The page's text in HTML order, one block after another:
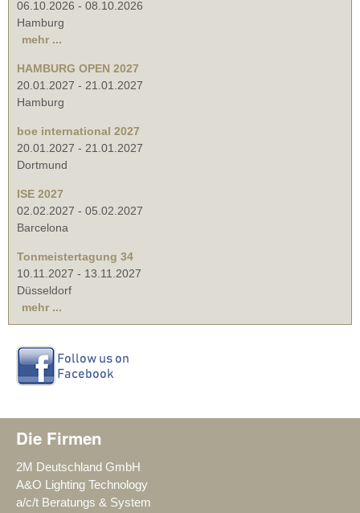
06.10.2026 - 08.10.2026
Hamburg
mehr ...
HAMBURG OPEN 2027
20.01.2027 - 21.01.2027
Hamburg
boe international 2027
20.01.2027 - 21.01.2027
Dortmund
ISE 2027
02.02.2027 - 05.02.2027
Barcelona
Tonmeistertagung 34
10.11.2027 - 13.11.2027
Düsseldorf
mehr ...
Die Firmen
2M Deutschland GmbH
A&O Lighting Technology
a/c/t Beratungs & System